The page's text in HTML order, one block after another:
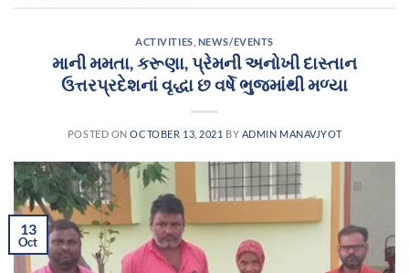
ACTIVITIES NEWS/EVENTS
માની મમતા, કરૂણા, પ્રેમની અનોખી દાસ્તાન
ઉત્તરપ્રદેશનાં વૃદ્ધા છ વર્ષે ભુજમાંથી મળ્યા
POSTED ONOCTOBER 13, 2021 BY ADMIN MANAVJYOT
13
Oct